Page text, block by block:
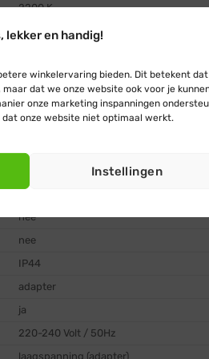
lekker en handig!
winkelervaring bieden. Dit betekent dat
dat we onze website ook voor je
onze marketing inspanningen
onze website niet optimaal werkt.
Instellingen
2200 K
7,5 cm
nee
+ 20.000 uur
zwart
ja, dimmerfunctie ingebouwd
ja, timerfunctie ingebouwd (8 uur aan /
nee
nee
IP44
adapter
ja
220-240 Volt / 50Hz
laagspanning (adapter)